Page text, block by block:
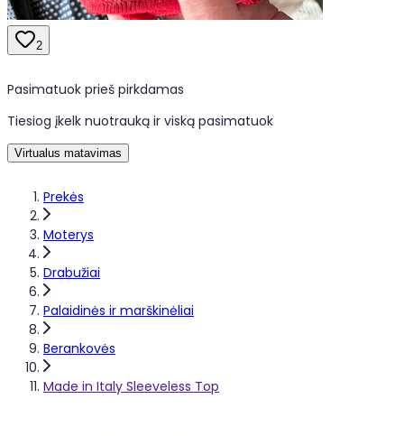
Prekės
Moterys
Drabužiai
Palaidinės ir marškinėliai
Berankovės
Made in Italy Sleeveless Top
2
Pasimatuok prieš pirkdamas
Tiesiog įkelk nuotrauką ir viską pasimatuok
Virtualus matavimas